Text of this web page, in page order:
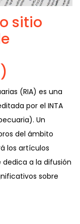
sitio
(RIA) es una
por el INTA
Un
del ámbito
los artículos
dedica a la difusión
sobre